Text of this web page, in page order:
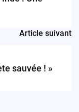
Article suivant
sauvée ! »